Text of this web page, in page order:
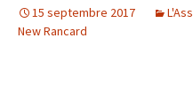
15 septembre 2017
New Rancard